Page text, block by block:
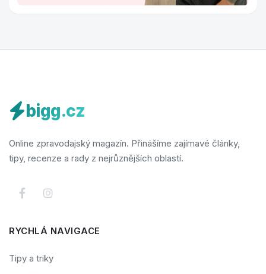
bigg.cz
Online zpravodajský magazín. Přinášíme zajímavé články,
tipy, recenze a rady z nejrůznějších oblastí.
RYCHLÁ NAVIGACE
Tipy a triky